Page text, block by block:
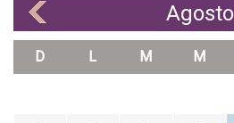
Agosto
D L M M